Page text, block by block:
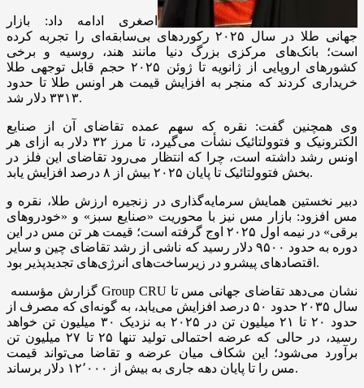
اصغری ادامه داد: بازار
جهانی طلا در سال ۲۰۲۵ رکورد‌های بی‌سابقه‌ای را تجربه کرده
است؛ بانک‌های مرکزی بزرگ دنیا مانند هند، روسیه و برخی
کشور‌های اروپایی از ژانویه تا ژوئن ۲۰۲۵ حجم قابل توجهی طلا
خریداری کردند که منجر به افزایش قیمت هر اونس طلا تا حدود
۳۳۱۳ دلار شد.
وی همچنین گفت: نقره که سهم عمده تقاضای آن از صنایع
الکترونیک و فتوولتائیک نشأت می‌گیرد، تا مرز ۳۲ دلار به ازای هر
اونس رشد داشته است، چرا که انتظار می‌رود تقاضای این فلز در
بخش فتوولتائیک تا پایان ۲۰۲۵ بیش از ۸ درصد افزایش یابد.
­دبیر نخستین همایش سرمایه‌گذاری در زنجیره ارزش طلا، نقره و
مس افزود: بازار مس نیز با محوریت «صنایع سبز» و «خودرو‌های
برقی» در نیمه اول ۲۰۲۵ اوج گرفته است؛ قیمت هر تن مس در این
دوره به حدود ۹۵۰۰ دلار رسید که ناشی از رشد تقاضای چین و سایر
اقتصاد‌های پیشرو در زیرساخت‌های انرژی‌های تجدیدپذیر بود.
سال ۲۰۳۵ حدود ۵۰ درصد افزایش می‌یابد، به گونه‌ای که مصرف از
حدود ۲۰ تا ۲۱ میلیون تن در ۲۰۲۵ به نزدیک ۳۰ میلیون تن خواهد
رسید، در حالی که عرضه احتمالی تولید تنها ۲۵ تا ۲۷ میلیون تن
برآورد می‌شود؛ این شکاف میان عرضه و تقاضا می‌تواند قیمت
مس را تا پایان دهه جاری به بیش از ۱۲٬۰۰۰ دلار برساند.